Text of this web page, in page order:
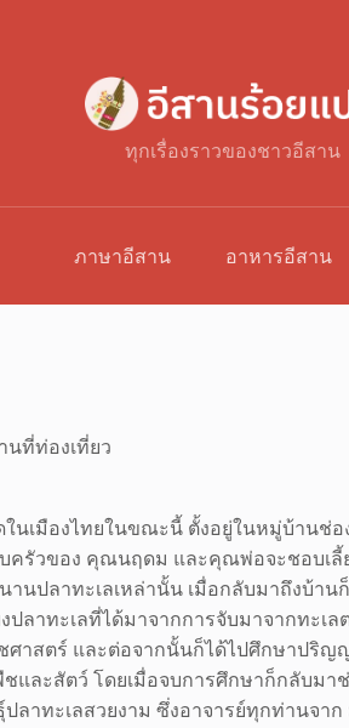
ทุกเรื่องราวของชาวอีสาน
ภาษาอีสาน อาหารอีสาน
นที่ท่องเที่ยว
นเมืองไทยในขณะนี้ ตั้งอยู่ในหมู่บ้าน
รัวของ คุณนฤดม และคุณพ่อจะชอบเ
นปลาทะเลเหล่านั้น เมื่อกลับมาถึงบ้า
ปลาทะเลที่ได้มาจากการจับมาจากท
สตร์ และต่อจากนั้นก็ได้ไปศึกษาปริญญ
และสัตว์ โดยเมื่อจบการศึกษาก็กลับม
าทะเลสวยงาม ซึ่งอาจารย์ทุกท่านจ